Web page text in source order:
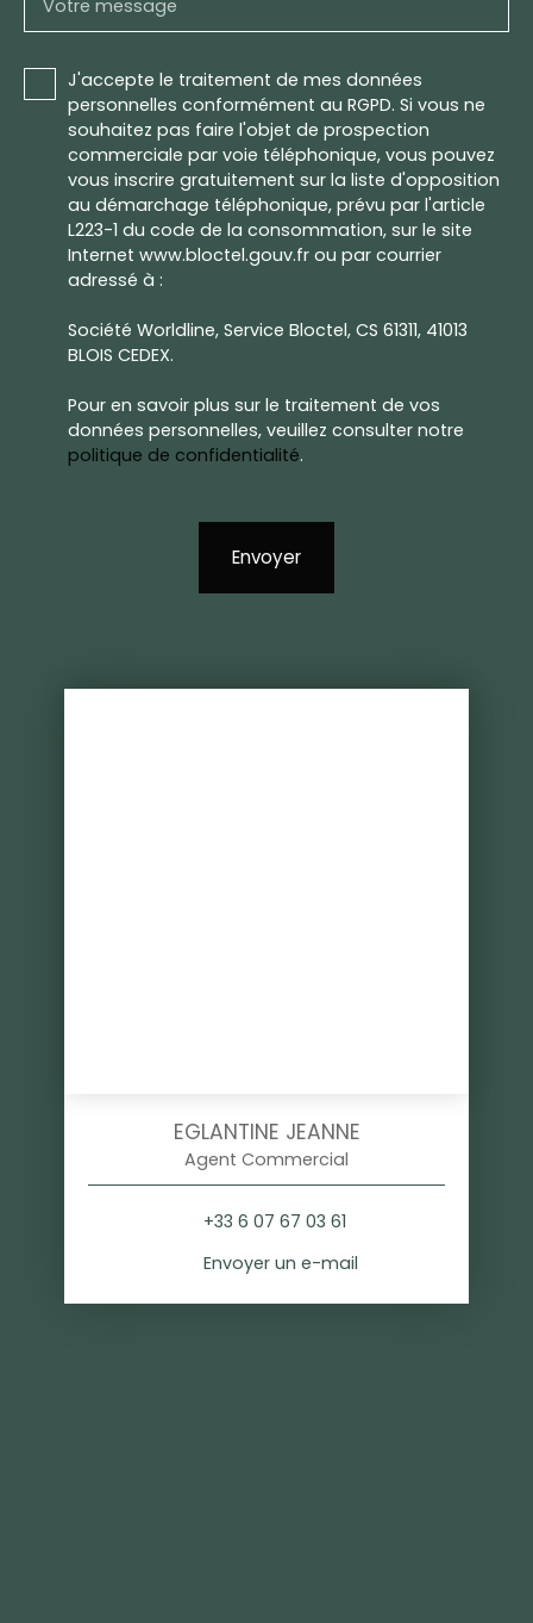
Votre message
J'accepte le traitement de mes données
personnelles conformément au RGPD. Si vous ne
souhaitez pas faire l'objet de prospection
commerciale par voie téléphonique, vous pouvez
vous inscrire gratuitement sur la liste d'opposition
au démarchage téléphonique, prévu par l'article
L223-1 du code de la consommation, sur le site
Internet www.bloctel.gouv.fr ou par courrier
adressé à :
Société Worldline, Service Bloctel, CS 61311, 41013
BLOIS CEDEX.
Pour en savoir plus sur le traitement de vos
données personnelles, veuillez consulter notre
politique de confidentialité.
Envoyer
EGLANTINE JEANNE
Agent Commercial
+33 6 07 67 03 61
Envoyer un e-mail